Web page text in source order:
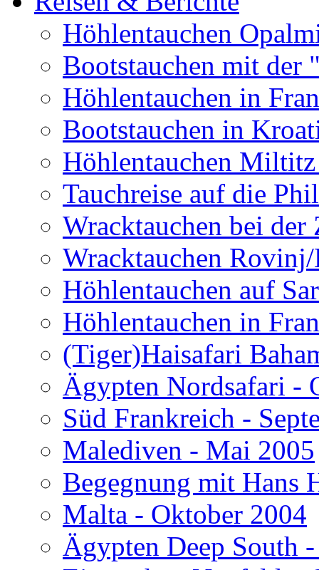
Höhlentauchen
Bootstauchen mit
Höhlentauchen in
Bootstauchen in
Höhlentauchen
Tauchreise auf die
Wracktauchen bei der
Wracktauchen
Höhlentauchen auf
Höhlentauchen in
(Tiger)Haisafari
Ägypten Nordsafari -
Süd Frankreich -
Malediven - Mai 2005
Begegnung mit Hans
Malta - Oktober 2004
Ägypten Deep South